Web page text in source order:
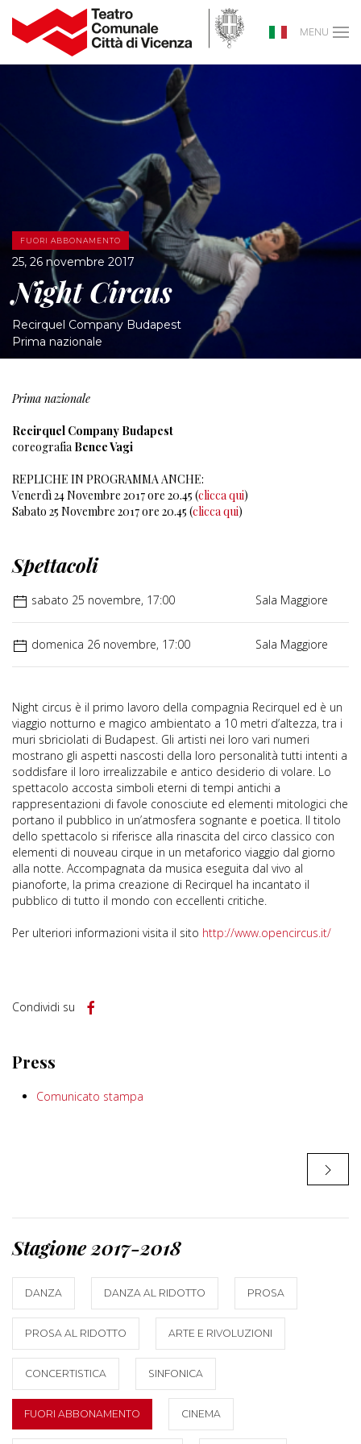
MENU
FUORI ABBONAMENTO
25, 26 novembre 2017
Night Circus
Recirquel Company Budapest
Prima nazionale
Prima nazionale
Recirquel Company Budapest
coreografia Bence Vagi
REPLICHE IN PROGRAMMA ANCHE:
Venerdì 24 Novembre 2017 ore 20.45 (clicca qui)
Sabato 25 Novembre 2017 ore 20.45 (clicca qui)
Spettacoli
sabato 25 novembre, 17:00 Sala Maggiore
domenica 26 novembre, 17:00 Sala Maggiore
Night circus è il primo lavoro della compagnia Recirquel ed è un
viaggio notturno e magico ambientato a 10 metri d’altezza, tra i
muri sbriciolati di Budapest. Gli artisti nei loro vari numeri
mostrano gli aspetti nascosti della loro personalità tutti intenti a
soddisfare il loro irrealizzabile e antico desiderio di volare. Lo
spettacolo accosta simboli eterni di tempi antichi a
rappresentazioni di favole conosciute ed elementi mitologici che
portano il pubblico in un’atmosfera sognante e poetica. Il titolo
dello spettacolo si riferisce alla rinascita del circo classico con
elementi di nouveau cirque in un metaforico viaggio dal giorno
alla notte. Accompagnata da musica eseguita dal vivo al
pianoforte, la prima creazione di Recirquel ha incantato il
pubblico di tutto il mondo con eccellenti critiche.
Per ulteriori informazioni visita il sito http://www.opencircus.it/
Condividi su
Press
Comunicato stampa
Stagione 2017-2018
DANZA DANZA AL RIDOTTO PROSA
PROSA AL RIDOTTO ARTE E RIVOLUZIONI
CONCERTISTICA SINFONICA
FUORI ABBONAMENTO CINEMA